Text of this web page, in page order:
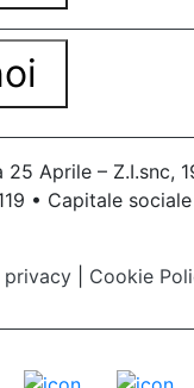
25 Aprile – Z.I.snc,
• Capitale
privacy
Cookie